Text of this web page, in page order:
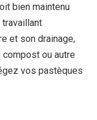
bien maintenu
et son drainage,
ou autre
vos pastèques